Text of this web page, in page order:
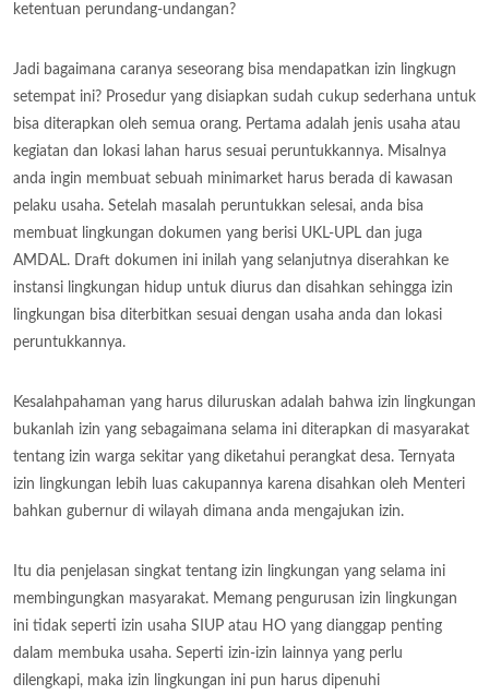
ketentuan perundang-undangan?
Jadi bagaimana caranya seseorang bisa mendapatkan izin lingkugn
setempat ini? Prosedur yang disiapkan sudah cukup sederhana untuk
bisa diterapkan oleh semua orang. Pertama adalah jenis usaha atau
kegiatan dan lokasi lahan harus sesuai peruntukkannya. Misalnya
anda ingin membuat sebuah minimarket harus berada di kawasan
pelaku usaha. Setelah masalah peruntukkan selesai, anda bisa
membuat lingkungan dokumen yang berisi UKL-UPL dan juga
AMDAL. Draft dokumen ini inilah yang selanjutnya diserahkan ke
instansi lingkungan hidup untuk diurus dan disahkan sehingga izin
lingkungan bisa diterbitkan sesuai dengan usaha anda dan lokasi
peruntukkannya.
Kesalahpahaman yang harus diluruskan adalah bahwa izin lingkungan
bukanlah izin yang sebagaimana selama ini diterapkan di masyarakat
tentang izin warga sekitar yang diketahui perangkat desa. Ternyata
izin lingkungan lebih luas cakupannya karena disahkan oleh Menteri
bahkan gubernur di wilayah dimana anda mengajukan izin.
Itu dia penjelasan singkat tentang izin lingkungan yang selama ini
membingungkan masyarakat. Memang pengurusan izin lingkungan
ini tidak seperti izin usaha SIUP atau HO yang dianggap penting
dalam membuka usaha. Seperti izin-izin lainnya yang perlu
dilengkapi, maka izin lingkungan ini pun harus dipenuhi